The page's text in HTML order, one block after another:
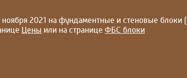
ноября 2021 на фундаментные и стеновые
Цены или на странице ФБС блоки